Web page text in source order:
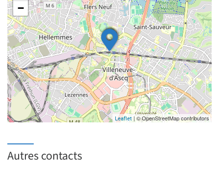
−
Leaflet | © OpenStreetMap contributors
Autres contacts